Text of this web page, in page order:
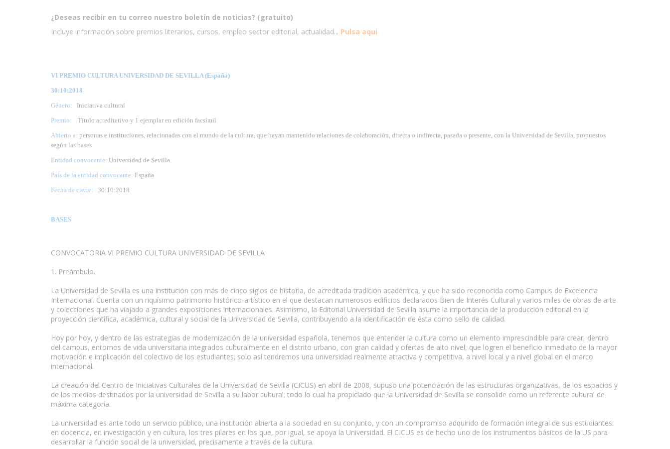
¿Deseas recibir en tu correo nuestro boletín de noticias? (gratuito)
Incluye información sobre premios literarios, cursos, empleo sector editorial, actualidad... Pulsa aqui
VI PREMIO CULTURA UNIVERSIDAD DE SEVILLA (España)
30:10:2018
Género: Iniciativa cultural
Premio:
Título acreditativo y 1 ejemplar en edición facsímil
Abierto a: personas e instituciones, relacionadas con el mundo de la cultura, que hayan mantenido relaciones de colaboración, directa o indirecta, pasada o presente, con la Universidad de Sevilla, propuestos
según las bases
Entidad convocante: Universidad de Sevilla
País de la entidad convocante: España
Fecha de cierre: 30:10:2018
BASES
CONVOCATORIA VI PREMIO CULTURA UNIVERSIDAD DE SEVILLA
1. Preámbulo.
La Universidad de Sevilla es una institución con más de cinco siglos de historia, de acreditada tradición académica, y que ha sido reconocida como Campus de Excelencia
Internacional. Cuenta con un riquísimo patrimonio histórico-artístico en el que destacan numerosos edificios declarados Bien de Interés Cultural y varios miles de obras de arte
y colecciones que ha viajado a grandes exposiciones internacionales. Asimismo, la Editorial Universidad de Sevilla asume la importancia de la producción editorial en la
proyección científica, académica, cultural y social de la Universidad de Sevilla, contribuyendo a la identificación de ésta como sello de calidad.
Hoy por hoy, y dentro de las estrategias de modernización de la universidad española, tenemos que entender la cultura como un elemento imprescindible para crear, dentro
del campus, entornos de vida universitaria integrados culturalmente en el distrito urbano, con gran calidad y ofertas de alto nivel, que logren el beneficio inmediato de la mayor
motivación e implicación del colectivo de los estudiantes; solo así tendremos una universidad realmente atractiva y competitiva, a nivel local y a nivel global en el marco
internacional.
La creación del Centro de Iniciativas Culturales de la Universidad de Sevilla (CICUS) en abril de 2008, supuso una potenciación de las estructuras organizativas, de los espacios y
de los medios destinados por la universidad de Sevilla a su labor cultural; todo lo cual ha propiciado que la Universidad de Sevilla se consolide como un referente cultural de
máxima categoría.
La universidad es ante todo un servicio público, una institución abierta a la sociedad en su conjunto, y con un compromiso adquirido de formación integral de sus estudiantes:
en docencia, en investigación y en cultura, los tres pilares en los que, por igual, se apoya la Universidad. El CICUS es de hecho uno de los instrumentos básicos de la US para
desarrollar la función social de la universidad, precisamente a través de la cultura.